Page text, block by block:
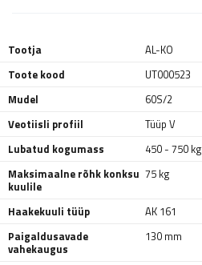
Tootja
AL-KO
Toote kood
UT000523
Mudel
60S/2
Veotiisli profiil
Tüüp V
Lubatud kogumass
450 - 750 kg
Maksimaalne rõhk konksu
kuulile
75 kg
Haakekuuli tüüp
AK 161
Paigaldusavade
vahekaugus
130 mm